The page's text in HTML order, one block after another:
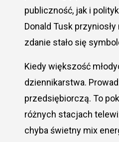
publiczność, jak i
Donald Tusk
zdanie stało się
Kiedy większość
dziennikarstwa.
przedsiębiorczą. To
różnych stacjach
chyba świetny mix